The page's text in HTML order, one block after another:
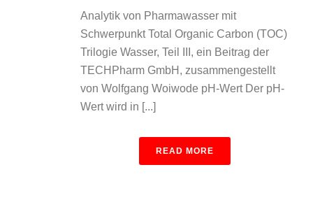
Analytik von Pharmawasser mit
Schwerpunkt Total Organic Carbon (TOC)
Trilogie Wasser, Teil III, ein Beitrag der
TECHPharm GmbH, zusammengestellt
von Wolfgang Woiwode pH-Wert Der pH-
Wert wird in [...]
READ MORE